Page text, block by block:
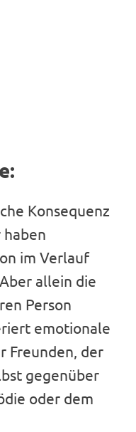
Konsequenz
haben
im Verlauf
allein die
Person
emotionale
Freunden, der
gegenüber
oder dem